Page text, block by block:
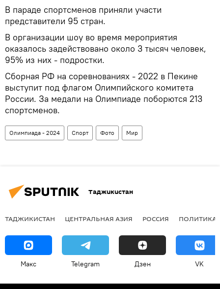
В параде спортсменов приняли участи
представители 95 стран.
В организации шоу во время мероприятия
оказалось задействовано около 3 тысяч человек,
95% из них - подростки.
Сборная РФ на соревнованиях - 2022 в Пекине
выступит под флагом Олимпийского комитета
России. За медали на Олимпиаде поборются 213
спортсменов.
Олимпиада - 2024 Спорт Фото Мир
Таджикистан
ТАДЖИКИСТАН ЦЕНТРАЛЬНАЯ АЗИЯ РОССИЯ ПОЛИТИКА
Макс Telegram Дзен VK